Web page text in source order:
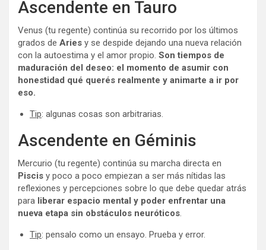
Ascendente en Tauro
Venus (tu regente) continúa su recorrido por los últimos
grados de Aries y se despide dejando una nueva relación
con la autoestima y el amor propio. Son tiempos de
maduración del deseo: el momento de asumir con
honestidad qué querés realmente y animarte a ir por
eso.
Tip: algunas cosas son arbitrarias.
Ascendente en Géminis
Mercurio (tu regente) continúa su marcha directa en
Piscis y poco a poco empiezan a ser más nítidas las
reflexiones y percepciones sobre lo que debe quedar atrás
para liberar espacio mental y poder enfrentar una
nueva etapa sin obstáculos neuróticos
Tip: pensalo como un ensayo. Prueba y error.